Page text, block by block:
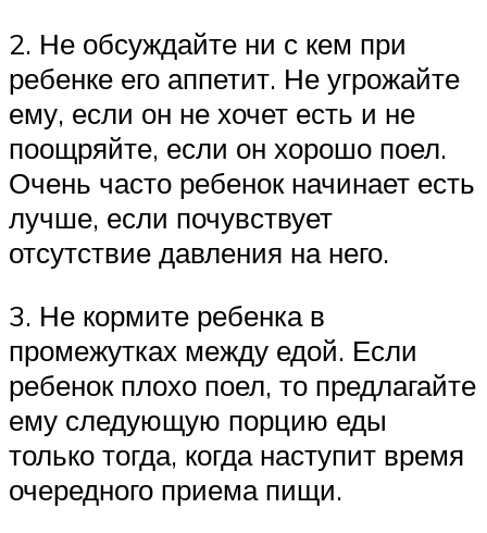
2. Не обсуждайте ни с кем при
ребенке его аппетит. Не угрожайте
ему, если он не хочет есть и не
поощряйте, если он хорошо поел.
Очень часто ребенок начинает есть
лучше, если почувствует
отсутствие давления на него.
3. Не кормите ребенка в
промежутках между едой. Если
ребенок плохо поел, то предлагайте
ему следующую порцию еды
только тогда, когда наступит время
очередного приема пищи.